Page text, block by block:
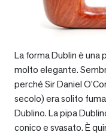
La forma Dublin è una
molto elegante.
perché Sir Daniel
secolo) era solito
Dublino. La pipa
conico e svasato. È